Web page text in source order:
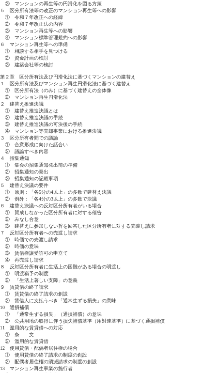
③ マンションの再生等の円滑化を図る方策
５ 区分所有法等の改正のマンション再生等への影響
① 令和７年改正への経緯
② 令和７年改正法の内容
③ マンション再生等への影響
④ マンション標準管理規約への影響
６ マンション再生等への準備
① 相談する相手を見つける
② 資金計画の検討
③ 建築会社等の検討
第２章 区分所有法及び円滑化法に基づくマンションの建替え
１ 区分所有法及びマンション再生円滑化法に基づく建替え
① 区分所有法（のみ）に基づく建替えの全体像
② マンション再生円滑化法
２ 建替え推進決議
① 建替え推進決議とは
② 建替え推進決議の手続
③ 建替え推進決議の可決後の手続
④ マンション等売却事業における推進決議
３ 区分所有者間での議論
① 合意形成に向けた話合い
② 議論すべき内容
４ 招集通知
① 集会の招集通知発出前の準備
② 招集通知の発出
③ 招集通知の記載事項
５ 建替え決議の要件
① 原則：「各5分の4以上」の多数で建替え決議
② 例外：「各4分の3以上」の多数で決議
６ 建替え決議への反対区分所有者がいる場合
① 賛成しなかった区分所有者に対する催告
② みなし合意
③ 建替えに参加しない旨を回答した区分所有者に対する売渡し請求
７ 反対区分所有者への売渡し請求
① 時価での売渡し請求
② 時価の意味
③ 賃借権譲受許可の申立て
④ 再売渡し請求
８ 反対区分所有者に生活上の困難がある場合の明渡し
① 明渡猶予の制度
② 「生活上著しい支障」の意義
９ 賃貸借の終了請求
① 賃貸借の終了請求の創設
② 賃借人に支払うべき「通常生ずる損失」の意味
10 通損補償
① 「通常生ずる損失」（通損補償）の意味
② 公共用地の取得に伴う損失補償基準（用対連基準）に基づく通損補償
11 濫用的な賃貸借への対応
① 条 文
② 濫用的な賃貸借
12 使用貸借・配偶者居住権の場合
① 使用貸借の終了請求の制度の創設
② 配偶者居住権の消滅請求の制度の創設
13 マンション再生事業の施行者